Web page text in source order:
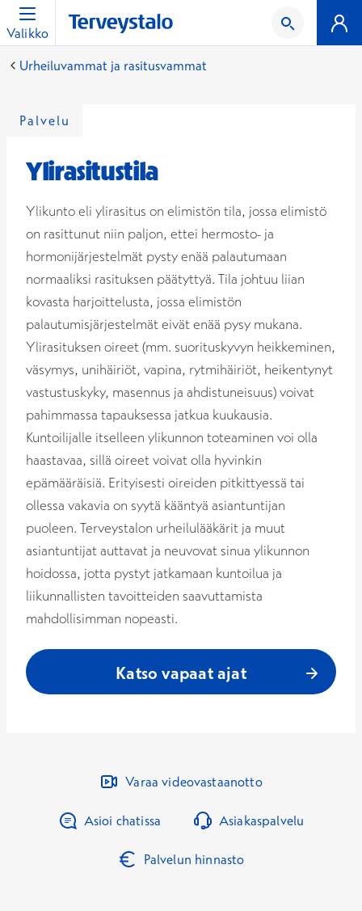
Valikko
Urheiluvammat ja rasitusvammat
Palvelu
Ylirasitustila
Ylikunto eli ylirasitus on elimistön tila, jossa elimistö
on rasittunut niin paljon, ettei hermosto- ja
hormonijärjestelmät pysty enää palautumaan
normaaliksi rasituksen päätyttyä. Tila johtuu liian
kovasta harjoittelusta, jossa elimistön
palautumisjärjestelmät eivät enää pysy mukana.
Ylirasituksen oireet (mm. suorituskyvyn heikkeminen,
väsymys, unihäiriöt, vapina, rytmihäiriöt, heikentynyt
vastustuskyky, masennus ja ahdistuneisuus) voivat
pahimmassa tapauksessa jatkua kuukausia.
Kuntoilijalle itselleen ylikunnon toteaminen voi olla
haastavaa, sillä oireet voivat olla hyvinkin
epämääräisiä. Erityisesti oireiden pitkittyessä tai
ollessa vakavia on syytä kääntyä asiantuntijan
puoleen. Terveystalon urheilulääkärit ja muut
asiantuntijat auttavat ja neuvovat sinua ylikunnon
hoidossa, jotta pystyt jatkamaan kuntoilua ja
liikunnallisten tavoitteiden saavuttamista
mahdollisimman nopeasti.
Katso vapaat ajat
Varaa videovastaanotto
Asioi chatissa Asiakaspalvelu
Palvelun hinnasto